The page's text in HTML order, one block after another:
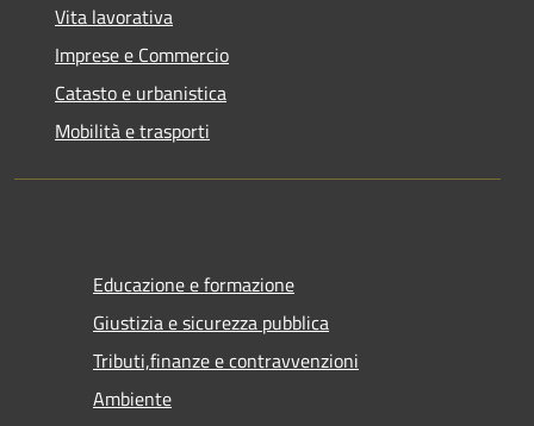
Vita lavorativa
Imprese e Commercio
Catasto e urbanistica
Mobilità e trasporti
Educazione e formazione
Giustizia e sicurezza pubblica
Tributi,finanze e contravvenzioni
Ambiente